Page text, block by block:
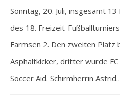
Sonntag, 20. Juli, insgesamt
des 18. Freizeit-
Farmsen 2. Den zweiten Platz
Asphaltkicker, dritter wurde FC
Soccer Aid. Schirmherrin